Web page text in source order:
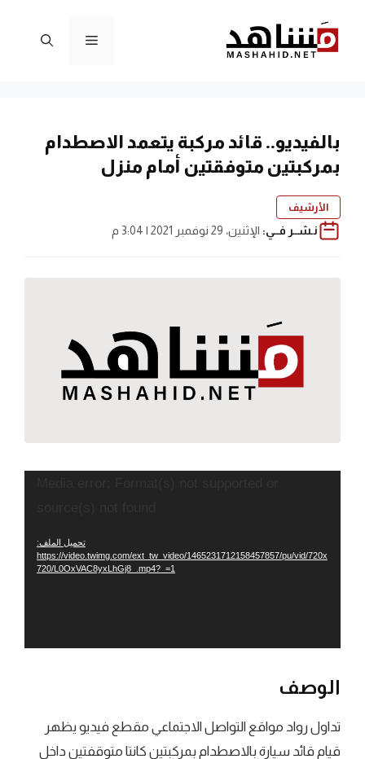
المحتوى
القائمة
بالفيديو.. قائد مركبة يتعمد الاصطدام
بمركبتين متوفقتين أمام منزل
الأرشيف
نـشــر فــي: الإثنين، 29 نوفمبر 2021 | 3:04 م
تحميل الملف:
https://video.twimg.com/ext_tw_video/1465231712158457857/pu/vid/720x
720/L0OxVAC8yxLhGj8_.mp4?_=1
الوصف
تداول رواد مواقع التواصل الاجتماعي مقطع فيديو يظهر
قيام قائد سيارة بالاصطدام بمركبتين كانتا متوقفتين داخل